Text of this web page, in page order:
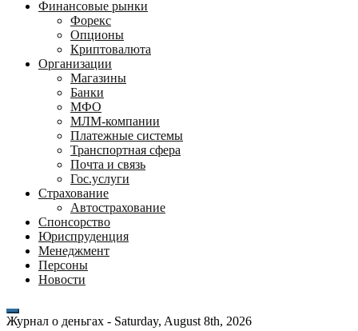
Финансовые рынки
Форекс
Опционы
Криптовалюта
Организации
Магазины
Банки
МФО
МЛМ-компании
Платежные системы
Транспортная сфера
Почта и связь
Гос.услуги
Страхование
Автострахование
Спонсорство
Юриспруденция
Менеджмент
Персоны
Новости
Журнал о деньгах - Saturday, August 8th, 2026